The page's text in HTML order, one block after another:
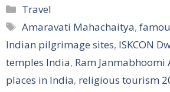
Categories
Travel
Tags
Amaravati Mahachaitya,
Indian pilgrimage sites, ISKCON
temples India, Ram Janmabhoomi
places in India, religious tourism